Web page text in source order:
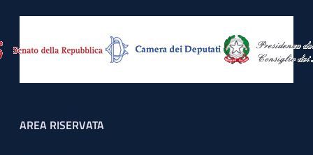
Footer menu
AREA RISERVATA